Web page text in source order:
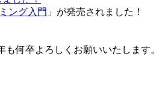
ング入門 」が発売されました！
何卒よろしくお願いいたします。